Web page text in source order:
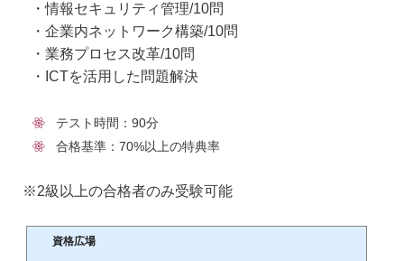
・情報セキュリティ管理/10問
・企業内ネットワーク構築/10問
・業務プロセス改革/10問
・ICTを活用した問題解決
テスト時間：90分
合格基準：70%以上の特典率
※2級以上の合格者のみ受験可能
資格広場